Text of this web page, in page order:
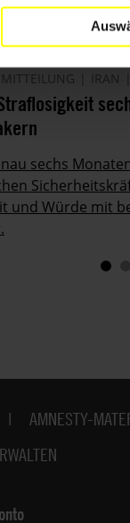
IRAN
sechs
und Würde mit
AMNESTY-